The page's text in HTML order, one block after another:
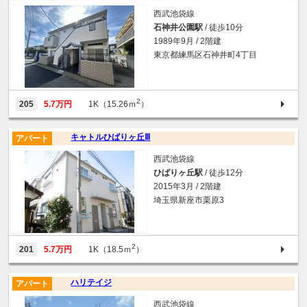
西武池袋線
石神井公園駅 / 徒歩10分
1989年9月 / 2階建
東京都練馬区石神井町4丁目
205 5.7万円 1K（15.26ｍ2 ）
キャトルひばりヶ丘Ⅲ
アパート
西武池袋線
ひばりヶ丘駅 / 徒歩12分
2015年3月 / 2階建
埼玉県新座市栗原3
201 5.7万円 1K（18.5ｍ2 ）
ハリテイジ
アパート
西武池袋線